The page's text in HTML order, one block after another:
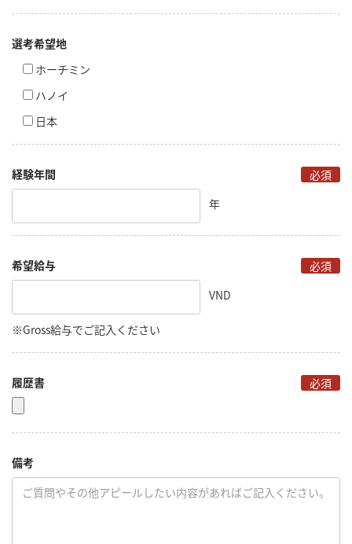
選考希望地
ホーチミン
ハノイ
日本
経験年間
必須
年
希望給与
必須
VND
※Gross給与でご記入ください
履歴書 必須
備考